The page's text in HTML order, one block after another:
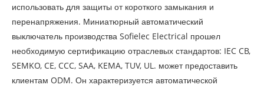
использовать для защиты от короткого замыкания и
перенапряжения. Миниатюрный автоматический
выключатель производства Sofielec Electrical прошел
необходимую сертификацию отраслевых стандартов: IEC CB,
SEMKO, CE, CCC, SAA, KEMA, TUV, UL. может предоставить
клиентам ODM. Он характеризуется автоматической